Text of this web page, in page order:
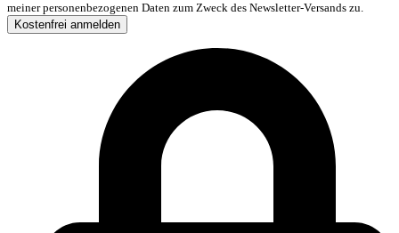
meiner personenbezogenen Daten zum Zweck des Newsletter-Versands zu.
Kostenfrei anmelden